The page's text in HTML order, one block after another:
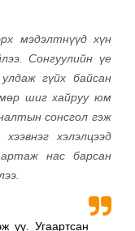
мэдэлтнүүд хүн
Сонгуулийн үе
гүйх байсан
шиг хайруу юм
сонсгол гэж
хэлэлцээд
нас барсан
үү. Угаартсан